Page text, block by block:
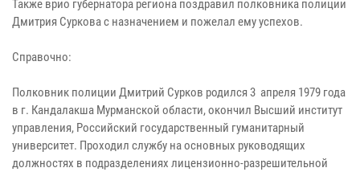
Также врио губернатора региона поздравил полковника полиции
Дмитрия Суркова с назначением и пожелал ему успехов.
Справочно:
Полковник полиции Дмитрий Сурков родился 3 апреля 1979 года
в г. Кандалакша Мурманской области, окончил Высший институт
управления, Российский государственный гуманитарный
университет. Проходил службу на основных руководящих
должностях в подразделениях лицензионно-разрешительной